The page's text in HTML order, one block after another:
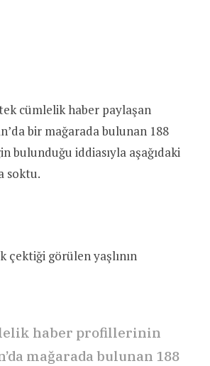
cümlelik haber paylaşan
bir mağarada bulunan 188
bulunduğu iddiasıyla aşağıdaki
soktu.
çektiği görülen yaşlının
haber profillerinin
mağarada bulunan 188